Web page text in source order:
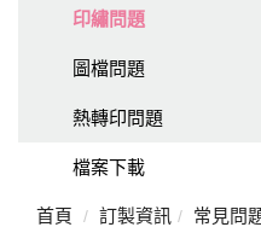
印繡問題
圖檔問題
熱轉印問題
檔案下載
首頁 訂製資訊 常見問